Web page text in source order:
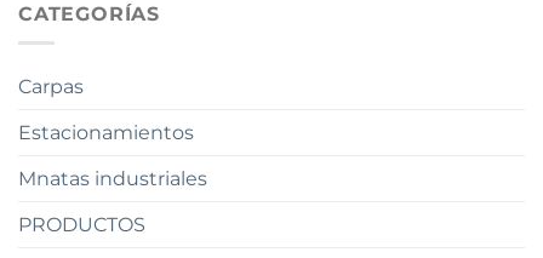
CATEGORÍAS
Carpas
Estacionamientos
Mnatas industriales
PRODUCTOS